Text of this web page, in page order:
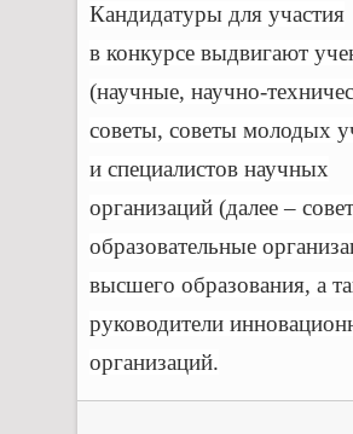
Кандидатуры для участия
в конкурсе выдвигают
(научные, научно-
советы, советы молодых
и специалистов научных
организаций (далее –
образовательные
высшего образования, а
руководители
организаций.